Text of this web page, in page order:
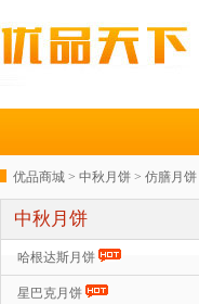
优品商城 > 中秋月饼 > 仿膳月饼
中秋月饼
哈根达斯月饼
星巴克月饼